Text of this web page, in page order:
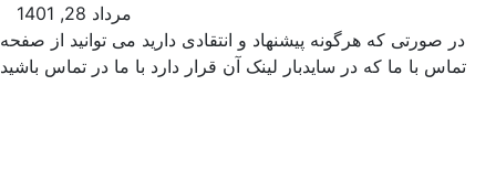
مرداد 28, 1401
صورتی که هرگونه پیشنهاد و انتقادی دارید می توانید از صفحه
با ما که در سایدبار لینک آن قرار دارد با ما در تماس باشید